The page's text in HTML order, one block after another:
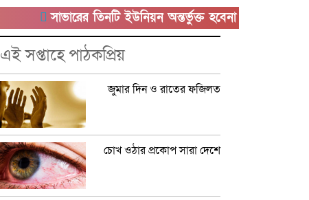
সাভারের তিনটি ইউনিয়ন অন্তর্ভুক্ত হবেনা কেরানীগঞ্জের সাথে
এই সপ্তাহে পাঠকপ্রিয়
জুমার দিন ও রাতের ফজিলত
চোখ ওঠার প্রকোপ সারা দেশে